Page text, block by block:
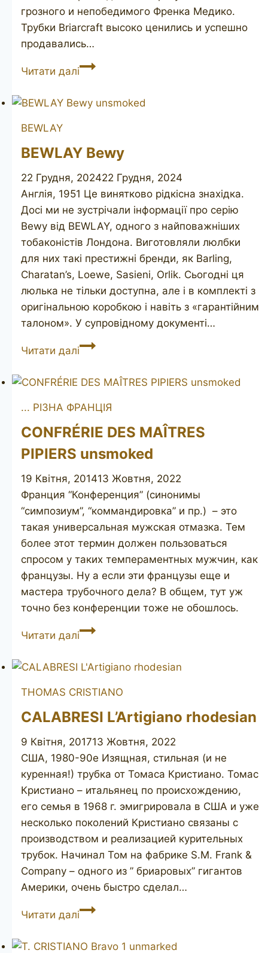
грозного и непобедимого Френка Медико.
Трубки Briarcraft высоко ценились и успешно
продавались…
Читати даліBRIARCRAFT
Hall
BEWLAY
BEWLAY Bewy
22 Грудня, 202422 Грудня, 2024
Англія, 1951 Це винятково рідкісна знахідка.
Досі ми не зустрічали інформації про серію
Bewy від BEWLAY, одного з найповажніших
тобаконістів Лондона. Виготовляли люлбки
для них такі престижні бренди, як Barling,
Charatan’s, Loewe, Sasieni, Orlik. Сьогодні ця
люлька не тільки доступна, але і в комплекті з
оригінальною коробкою і навіть з «гарантійним
талоном». У супровідному документі…
Читати даліBEWLAY
... РІЗНА ФРАНЦІЯ
CONFRÉRIE DES MAÎTRES
PIPIERS unsmoked
19 Квітня, 201413 Жовтня, 2022
Франция “Конференция” (синонимы
“симпозиум”, “коммандировка” и пр.) – это
такая универсальная мужская отмазка. Тем
более этот термин должен пользоваться
спросом у таких темпераментных мужчин, как
французы. Ну а если эти французы еще и
мастера трубочного дела? В общем, тут уж
точно без конференции тоже не обошлось.
Читати даліCONFRÉRIE
MAÎTRES
unsmoked
THOMAS CRISTIANO
CALABRESI L’Artigiano rhodesian
9 Квітня, 201713 Жовтня, 2022
США, 1980-90е Изящная, стильная (и не
куренная!) трубка от Томаса Кристиано. Томас
Кристиано – итальянец по происхождению,
его семья в 1968 г. эмигрировала в США и уже
несколько поколений Кристиано связаны с
производством и реализацией курительных
трубок. Начинал Том на фабрике S.M. Frank &
Company – одного из ” бриаровых” гигантов
Америки, очень быстро сделал…
Читати даліCALABRESI
rhodesian